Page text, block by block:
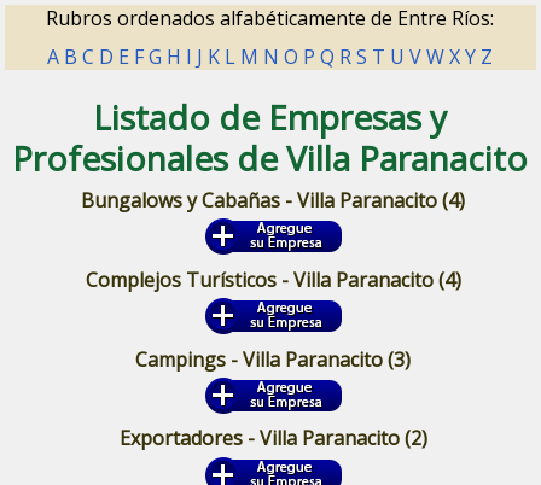
Rubros ordenados alfabéticamente de Entre Ríos:
A BC D E FG H I J K L M NO PQ RS T UVWXY Z
Listado de Empresas y
Profesionales de Villa Paranacito
Bungalows y Cabañas - Villa Paranacito(4)
Complejos Turísticos - Villa Paranacito(4)
Campings - Villa Paranacito(3)
Exportadores - Villa Paranacito(2)